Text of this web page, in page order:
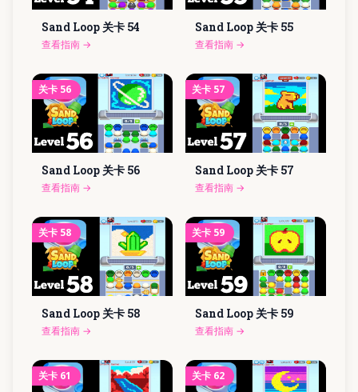
Sand Loop 关卡 54
查看指南 →
Sand Loop 关卡 55
查看指南 →
关卡 56
Sand Loop 关卡 56
查看指南 →
关卡 57
Sand Loop 关卡 57
查看指南 →
关卡 58
Sand Loop 关卡 58
查看指南 →
关卡 59
Sand Loop 关卡 59
查看指南 →
关卡 61 关卡 62